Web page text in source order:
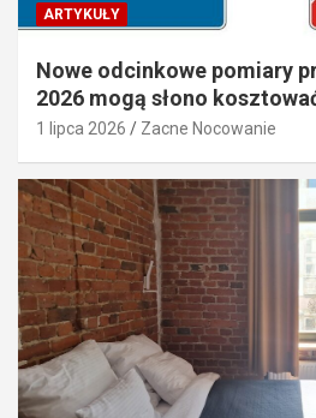
ARTYKUŁY
Nowe odcinkowe pomiary
2026 mogą słono
1 lipca 2026 Zacne Nocowanie